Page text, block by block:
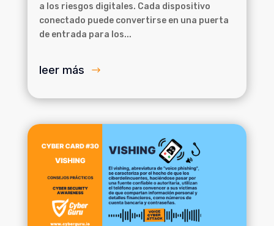
a los riesgos digitales. Cada dispositivo
conectado puede convertirse en una puerta
de entrada para los...
leer más